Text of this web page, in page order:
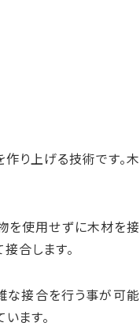
り上げる技術です。木
を使用せずに木材を接
合します。
な接合を行う事が可能
ます。